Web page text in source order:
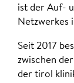
ist der Auf-
Netzwerkes
Seit 2017
zwischen
der tirol